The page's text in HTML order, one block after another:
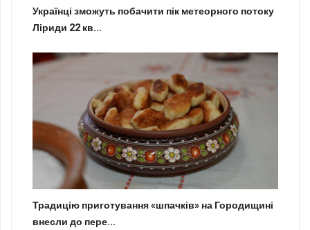
Українці зможуть побачити пік метеорного потоку
Ліриди 22 кв...
Традицію приготування «шпачків» на Городищині
внесли до пере...